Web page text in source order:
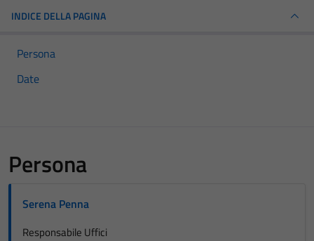
INDICE DELLA PAGINA
Persona
Date
Persona
Serena Penna
Responsabile Uffici